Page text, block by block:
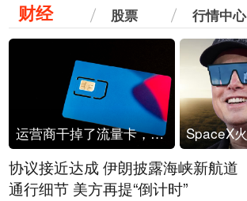
财经 股票 行情中心
运营商干掉了流量卡，他们真的玩不起了
协议接近达成 伊朗披露海峡新航道
通行细节 美方再提“倒计时”